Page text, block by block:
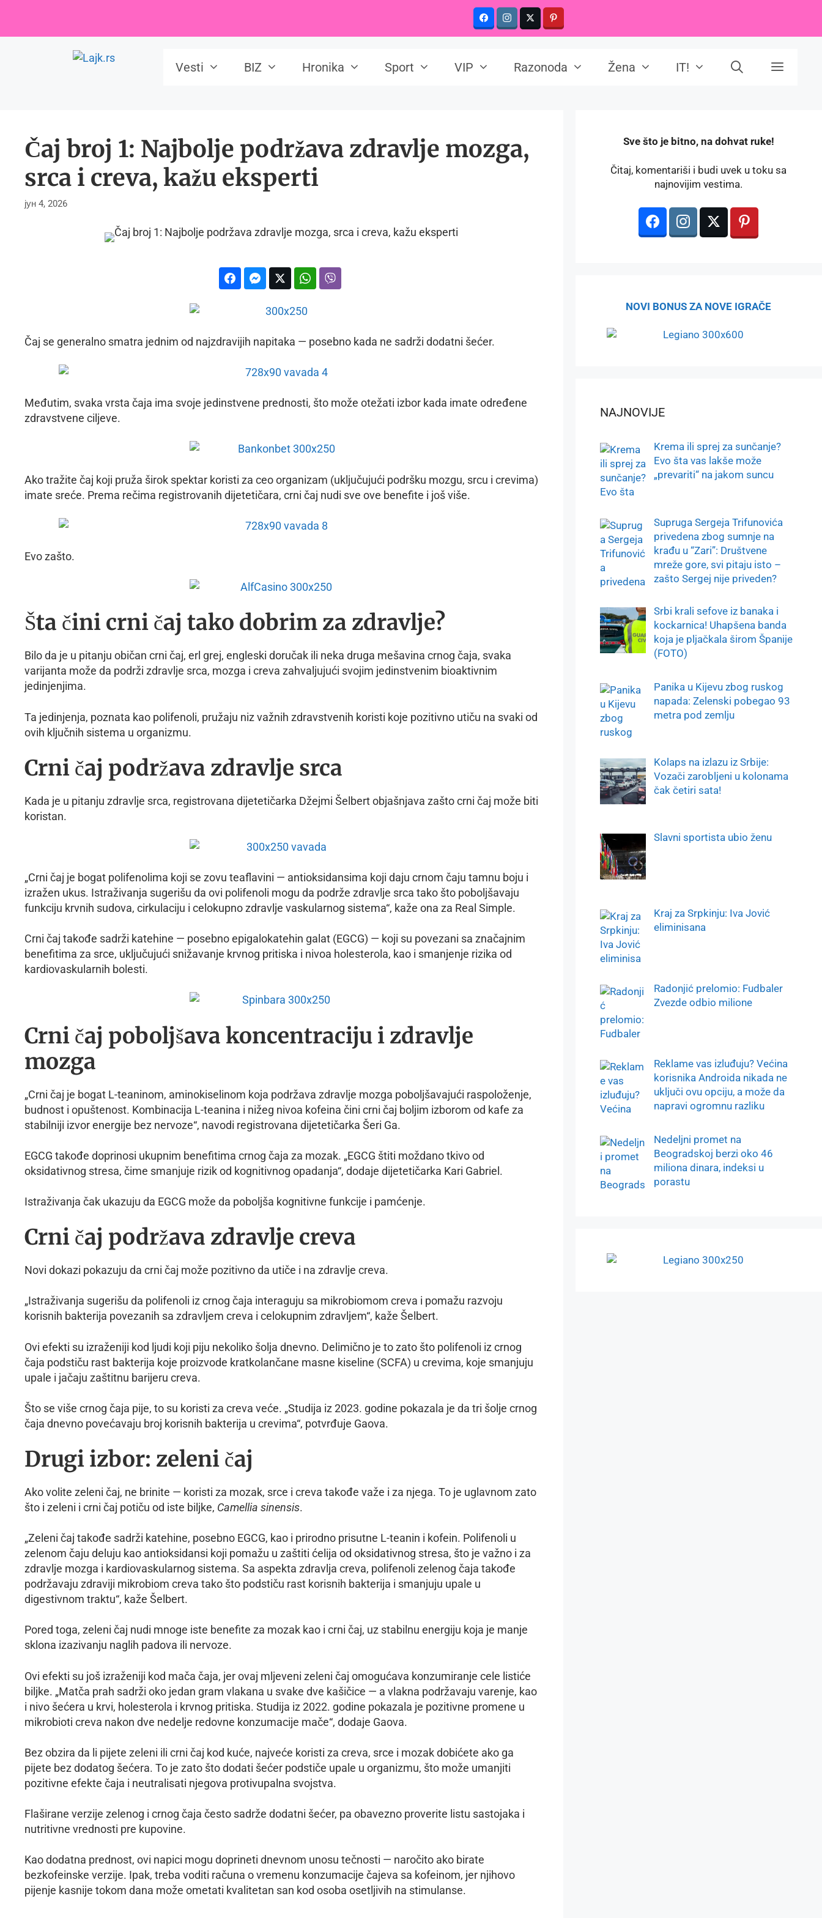
content
Vesti BIZ Hronika Sport VIP Razonoda Žena IT!
Čaj broj 1: Najbolje podržava zdravlje mozga,
srca i creva, kažu eksperti
јун 4, 2026
Čaj se generalno smatra jednim od najzdravijih napitaka — posebno kada ne sadrži dodatni šećer.
Međutim, svaka vrsta čaja ima svoje jedinstvene prednosti, što može otežati izbor kada imate određene
zdravstvene ciljeve.
Ako tražite čaj koji pruža širok spektar koristi za ceo organizam (uključujući podršku mozgu, srcu i crevima)
imate sreće. Prema rečima registrovanih dijetetičara, crni čaj nudi sve ove benefite i još više.
Evo zašto.
Šta čini crni čaj tako dobrim za zdravlje?
Bilo da je u pitanju običan crni čaj, erl grej, engleski doručak ili neka druga mešavina crnog čaja, svaka
varijanta može da podrži zdravlje srca, mozga i creva zahvaljujući svojim jedinstvenim bioaktivnim
jedinjenjima.
Ta jedinjenja, poznata kao polifenoli, pružaju niz važnih zdravstvenih koristi koje pozitivno utiču na svaki od
ovih ključnih sistema u organizmu.
Crni čaj podržava zdravlje srca
Kada je u pitanju zdravlje srca, registrovana dijetetičarka Džejmi Šelbert objašnjava zašto crni čaj može biti
koristan.
„Crni čaj je bogat polifenolima koji se zovu teaflavini — antioksidansima koji daju crnom čaju tamnu boju i
izražen ukus. Istraživanja sugerišu da ovi polifenoli mogu da podrže zdravlje srca tako što poboljšavaju
funkciju krvnih sudova, cirkulaciju i celokupno zdravlje vaskularnog sistema“, kaže ona za Real Simple.
Crni čaj takođe sadrži katehine — posebno epigalokatehin galat (EGCG) — koji su povezani sa značajnim
benefitima za srce, uključujući snižavanje krvnog pritiska i nivoa holesterola, kao i smanjenje rizika od
kardiovaskularnih bolesti.
Crni čaj poboljšava koncentraciju i zdravlje
mozga
„Crni čaj je bogat L-teaninom, aminokiselinom koja podržava zdravlje mozga poboljšavajući raspoloženje,
budnost i opuštenost. Kombinacija L-teanina i nižeg nivoa kofeina čini crni čaj boljim izborom od kafe za
stabilniji izvor energije bez nervoze“, navodi registrovana dijetetičarka Šeri Ga.
EGCG takođe doprinosi ukupnim benefitima crnog čaja za mozak. „EGCG štiti moždano tkivo od
oksidativnog stresa, čime smanjuje rizik od kognitivnog opadanja“, dodaje dijetetičarka Kari Gabriel.
Istraživanja čak ukazuju da EGCG može da poboljša kognitivne funkcije i pamćenje.
Crni čaj podržava zdravlje creva
Novi dokazi pokazuju da crni čaj može pozitivno da utiče i na zdravlje creva.
„Istraživanja sugerišu da polifenoli iz crnog čaja interaguju sa mikrobiomom creva i pomažu razvoju
korisnih bakterija povezanih sa zdravljem creva i celokupnim zdravljem“, kaže Šelbert.
Ovi efekti su izraženiji kod ljudi koji piju nekoliko šolja dnevno. Delimično je to zato što polifenoli iz crnog
čaja podstiču rast bakterija koje proizvode kratkolančane masne kiseline (SCFA) u crevima, koje smanjuju
upale i jačaju zaštitnu barijeru creva.
Što se više crnog čaja pije, to su koristi za creva veće. „Studija iz 2023. godine pokazala je da tri šolje crnog
čaja dnevno povećavaju broj korisnih bakterija u crevima“, potvrđuje Gaova.
Drugi izbor: zeleni čaj
Ako volite zeleni čaj, ne brinite — koristi za mozak, srce i creva takođe važe i za njega. To je uglavnom zato
što i zeleni i crni čaj potiču od iste biljke, Camellia sinensis.
„Zeleni čaj takođe sadrži katehine, posebno EGCG, kao i prirodno prisutne L-teanin i kofein. Polifenoli u
zelenom čaju deluju kao antioksidansi koji pomažu u zaštiti ćelija od oksidativnog stresa, što je važno i za
zdravlje mozga i kardiovaskularnog sistema. Sa aspekta zdravlja creva, polifenoli zelenog čaja takođe
podržavaju zdraviji mikrobiom creva tako što podstiču rast korisnih bakterija i smanjuju upale u
digestivnom traktu“, kaže Šelbert.
Pored toga, zeleni čaj nudi mnoge iste benefite za mozak kao i crni čaj, uz stabilnu energiju koja je manje
sklona izazivanju naglih padova ili nervoze.
Ovi efekti su još izraženiji kod mača čaja, jer ovaj mljeveni zeleni čaj omogućava konzumiranje cele listiće
biljke. „Matča prah sadrži oko jedan gram vlakana u svake dve kašičice — a vlakna podržavaju varenje, kao
i nivo šećera u krvi, holesterola i krvnog pritiska. Studija iz 2022. godine pokazala je pozitivne promene u
mikrobioti creva nakon dve nedelje redovne konzumacije mače“, dodaje Gaova.
Bez obzira da li pijete zeleni ili crni čaj kod kuće, najveće koristi za creva, srce i mozak dobićete ako ga
pijete bez dodatog šećera. To je zato što dodati šećer podstiče upale u organizmu, što može umanjiti
pozitivne efekte čaja i neutralisati njegova protivupalna svojstva.
Flaširane verzije zelenog i crnog čaja često sadrže dodatni šećer, pa obavezno proverite listu sastojaka i
nutritivne vrednosti pre kupovine.
Kao dodatna prednost, ovi napici mogu doprineti dnevnom unosu tečnosti — naročito ako birate
bezkofeinske verzije. Ipak, treba voditi računa o vremenu konzumacije čajeva sa kofeinom, jer njihovo
pijenje kasnije tokom dana može ometati kvalitetan san kod osoba osetljivih na stimulanse.
️Sve što je bitno, na dohvat ruke!
Čitaj, komentariši i budi uvek u toku sa
najnovijim vestima.
NOVI BONUS ZA NOVE IGRAČE
NAJNOVIJE
Krema ili sprej za sunčanje?
Evo šta vas lakše može
„prevariti“ na jakom suncu
Supruga Sergeja Trifunovića
privedena zbog sumnje na
krađu u “Zari”: Društvene
mreže gore, svi pitaju isto –
zašto Sergej nije priveden?
Srbi krali sefove iz banaka i
kockarnica! Uhapšena banda
koja je pljačkala širom Španije
(FOTO)
Panika u Kijevu zbog ruskog
napada: Zelenski pobegao 93
metra pod zemlju
Kolaps na izlazu iz Srbije:
Vozači zarobljeni u kolonama
čak četiri sata!
Slavni sportista ubio ženu
Kraj za Srpkinju: Iva Jović
eliminisana
Radonjić prelomio: Fudbaler
Zvezde odbio milione
Reklame vas izluđuju? Većina
korisnika Androida nikada ne
uključi ovu opciju, a može da
napravi ogromnu razliku
Nedeljni promet na
Beogradskoj berzi oko 46
miliona dinara, indeksi u
porastu